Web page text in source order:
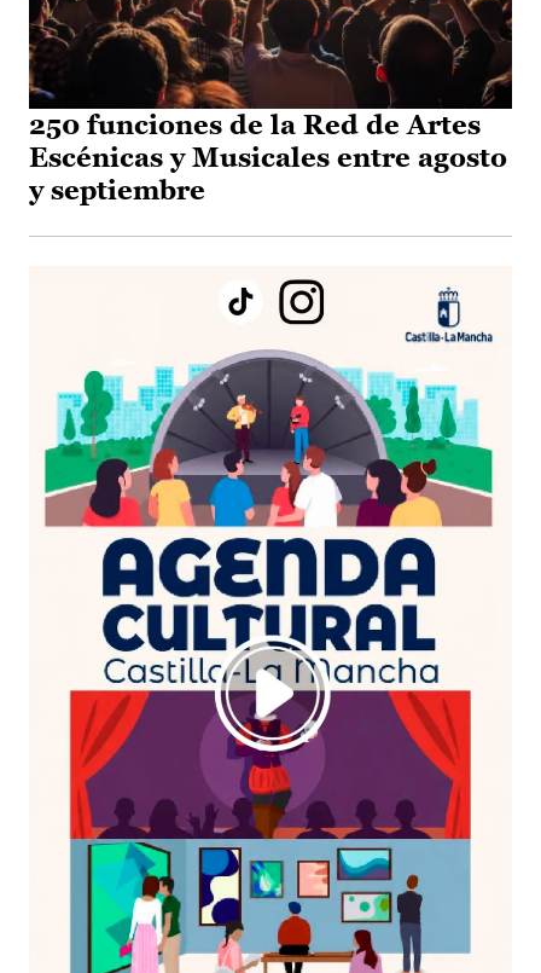
250 funciones de la Red de Artes
Escénicas y Musicales entre agosto
y septiembre